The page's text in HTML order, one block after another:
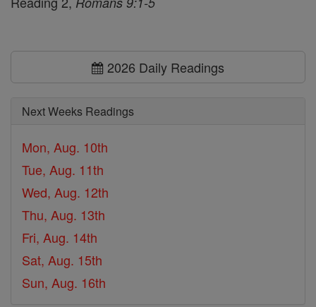
2026 Daily Readings
Next Weeks Readings
Mon, Aug. 10th
Tue, Aug. 11th
Wed, Aug. 12th
Thu, Aug. 13th
Fri, Aug. 14th
Sat, Aug. 15th
Sun, Aug. 16th